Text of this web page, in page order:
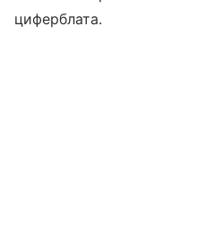
циферблата.